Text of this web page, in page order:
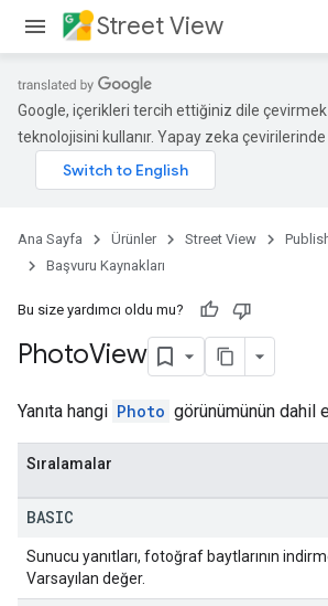
Street View
Google, içerikleri tercih ettiğiniz dile
teknolojisini kullanır. Yapay zeka
Ana Sayfa Ürünler Street View
Başvuru Kaynakları
Bu size yardımcı oldu mu?
PhotoView
Yanıta hangi Photo görünümünün dahil
Sıralamalar
BASIC
Sunucu yanıtları, fotoğraf baytlarının
Varsayılan değer.